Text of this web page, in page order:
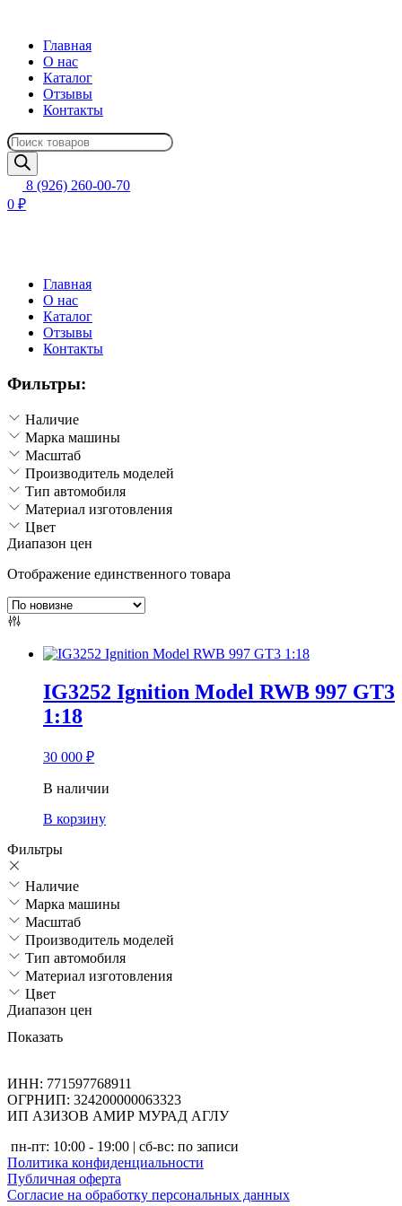
Главная
О нас
Каталог
Отзывы
Контакты
Поиск
товаров
8 (926) 260-00-70
0 ₽
Главная
О нас
Каталог
Отзывы
Контакты
Фильтры:
Наличие
Марка машины
Масштаб
Производитель моделей
Тип автомобиля
Материал изготовления
Цвет
Диапазон цен
Отображение единственного товара
IG3252 Ignition Model RWB 997 GT3
1:18
30 000 ₽
В наличии
В корзину
Фильтры
Наличие
Марка машины
Масштаб
Производитель моделей
Тип автомобиля
Материал изготовления
Цвет
Диапазон цен
Показать
ИНН: 771597768911
ОГРНИП: 324200000063323
ИП АЗИЗОВ АМИР МУРАД АГЛУ
пн-пт: 10:00 - 19:00 | сб-вс: по записи
Политика конфиденциальности
Публичная оферта
Согласие на обработку персональных данных